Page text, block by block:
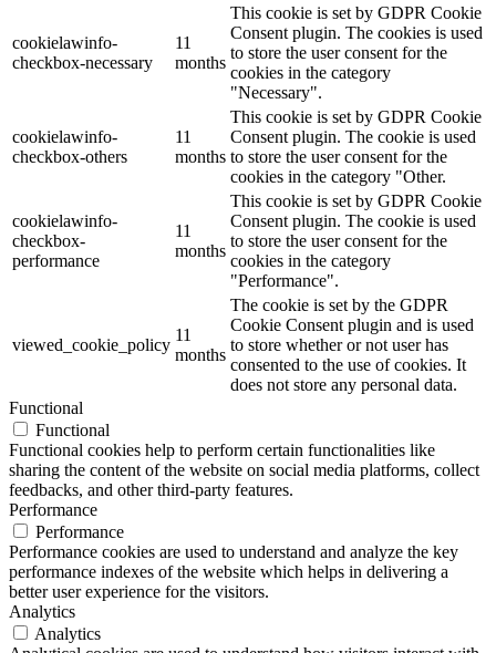
cookielawinfo-
checkbox-necessary
11
months
This cookie is set by GDPR Cookie
Consent plugin. The cookies is used
to store the user consent for the
cookies in the category
"Necessary".
cookielawinfo-
checkbox-others
11
months
This cookie is set by GDPR Cookie
Consent plugin. The cookie is used
to store the user consent for the
cookies in the category "Other.
cookielawinfo-
checkbox-
performance
11
months
This cookie is set by GDPR Cookie
Consent plugin. The cookie is used
to store the user consent for the
cookies in the category
"Performance".
viewed_cookie_policy
11
months
The cookie is set by the GDPR
Cookie Consent plugin and is used
to store whether or not user has
consented to the use of cookies. It
does not store any personal data.
Functional
Functional
Functional cookies help to perform certain functionalities like
sharing the content of the website on social media platforms, collect
feedbacks, and other third-party features.
Performance
Performance
Performance cookies are used to understand and analyze the key
performance indexes of the website which helps in delivering a
better user experience for the visitors.
Analytics
Analytics